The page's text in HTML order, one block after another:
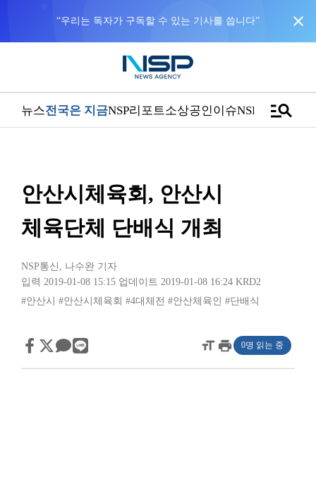
“우리는 독자가 구독할 수 있는 기사를 씁니다” close
뉴스전국은 지금NSP리포트소상공인이슈NSPTVmanage_search
안산시체육회, 안산시
체육단체 단배식 개최
NSP통신 , 나수완 기자
입력 2019-01-08 15:15 업데이트 2019-01-08 16:24 KRD2
#안산시
#안산시체육회 #4대체전 #안산체육인 #단배식
format_sizeprint 0명 읽는 중